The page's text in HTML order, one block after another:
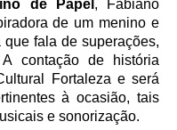
de Papel , Fabiano
de um menino e
fala de superações,
contação de história
Fortaleza e será
à ocasião, tais
e sonorização.